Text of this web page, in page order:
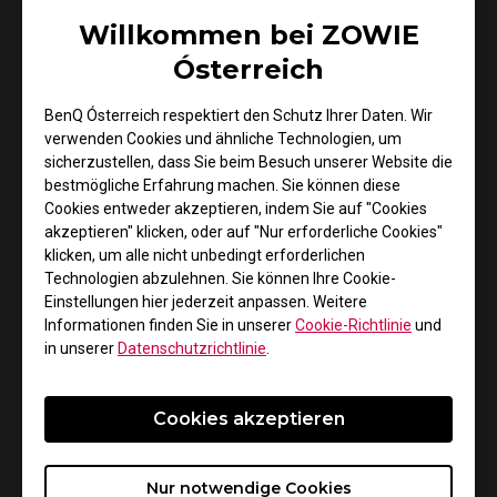
Willkommen bei ZOWIE
Ósterreich
BenQ Ósterreich respektiert den Schutz Ihrer Daten. Wir
verwenden Cookies und ähnliche Technologien, um
sicherzustellen, dass Sie beim Besuch unserer Website die
bestmögliche Erfahrung machen. Sie können diese
Cookies entweder akzeptieren, indem Sie auf "Cookies
akzeptieren" klicken, oder auf "Nur erforderliche Cookies"
klicken, um alle nicht unbedingt erforderlichen
Technologien abzulehnen. Sie können Ihre Cookie-
Einstellungen hier jederzeit anpassen. Weitere
Informationen finden Sie in unsererCookie-Richtlinie und
in unserer Datenschutzrichtlinie
Nur notwendige Cookies
Cookies akzeptieren
to Share™ können Gamer ihre XL2586X-Settings
abspeichern und über das Web teilen. Im zugehörigen
Webportal stehen Parametersätze für die
bekanntesten Games zum Download bereit. Außerdem
erkennt die Funktion, welche Art von Software gerade
in Betrieb ist und passt die Monitoreinstellungen
automatisch an.
Hohe Flexibilität für die optimale Positionierung des
Monitors bietet das neue ZOWIE-Modell ebenfalls. Es
lässt sich in der Höhe um 155 mm einstellen, um 45
Grad drehen und in der Neigung zwischen -5 und 35
Grad verstellen. In der Höhenverstellung arbeiten
Einstellung ermöglichen als Gleitlager.
ZOWIE XL2586X greifbar: Der Fuß ist so geformt,